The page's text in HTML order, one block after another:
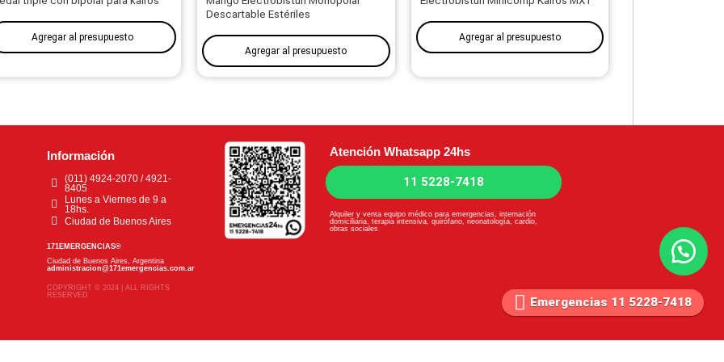
Emergencias 11 5228-7418
Agregar al presupuesto
Descartable Estériles
Agregar al presupuesto
Agregar al presupuesto
Información
(011) 4924-2070 / 4921-
8405
Lunes a Viernes de 9 a
18hs.
Ciudad de Buenos Aires
171EMERGENCIAS®
Ciudad de Buenos Aires, Argentina
administracion@171emergencias.com.ar
COPYRIGHT © 2024 | ALL RIGHTS
RESERVED
Atención Whatsapp 24hs
11 5228-7418
Alquiler y venta equipo médico para emergencias, internación
domiciliaria, terapia intensiva, quirófano, neonatología, cardio,
obras sociales